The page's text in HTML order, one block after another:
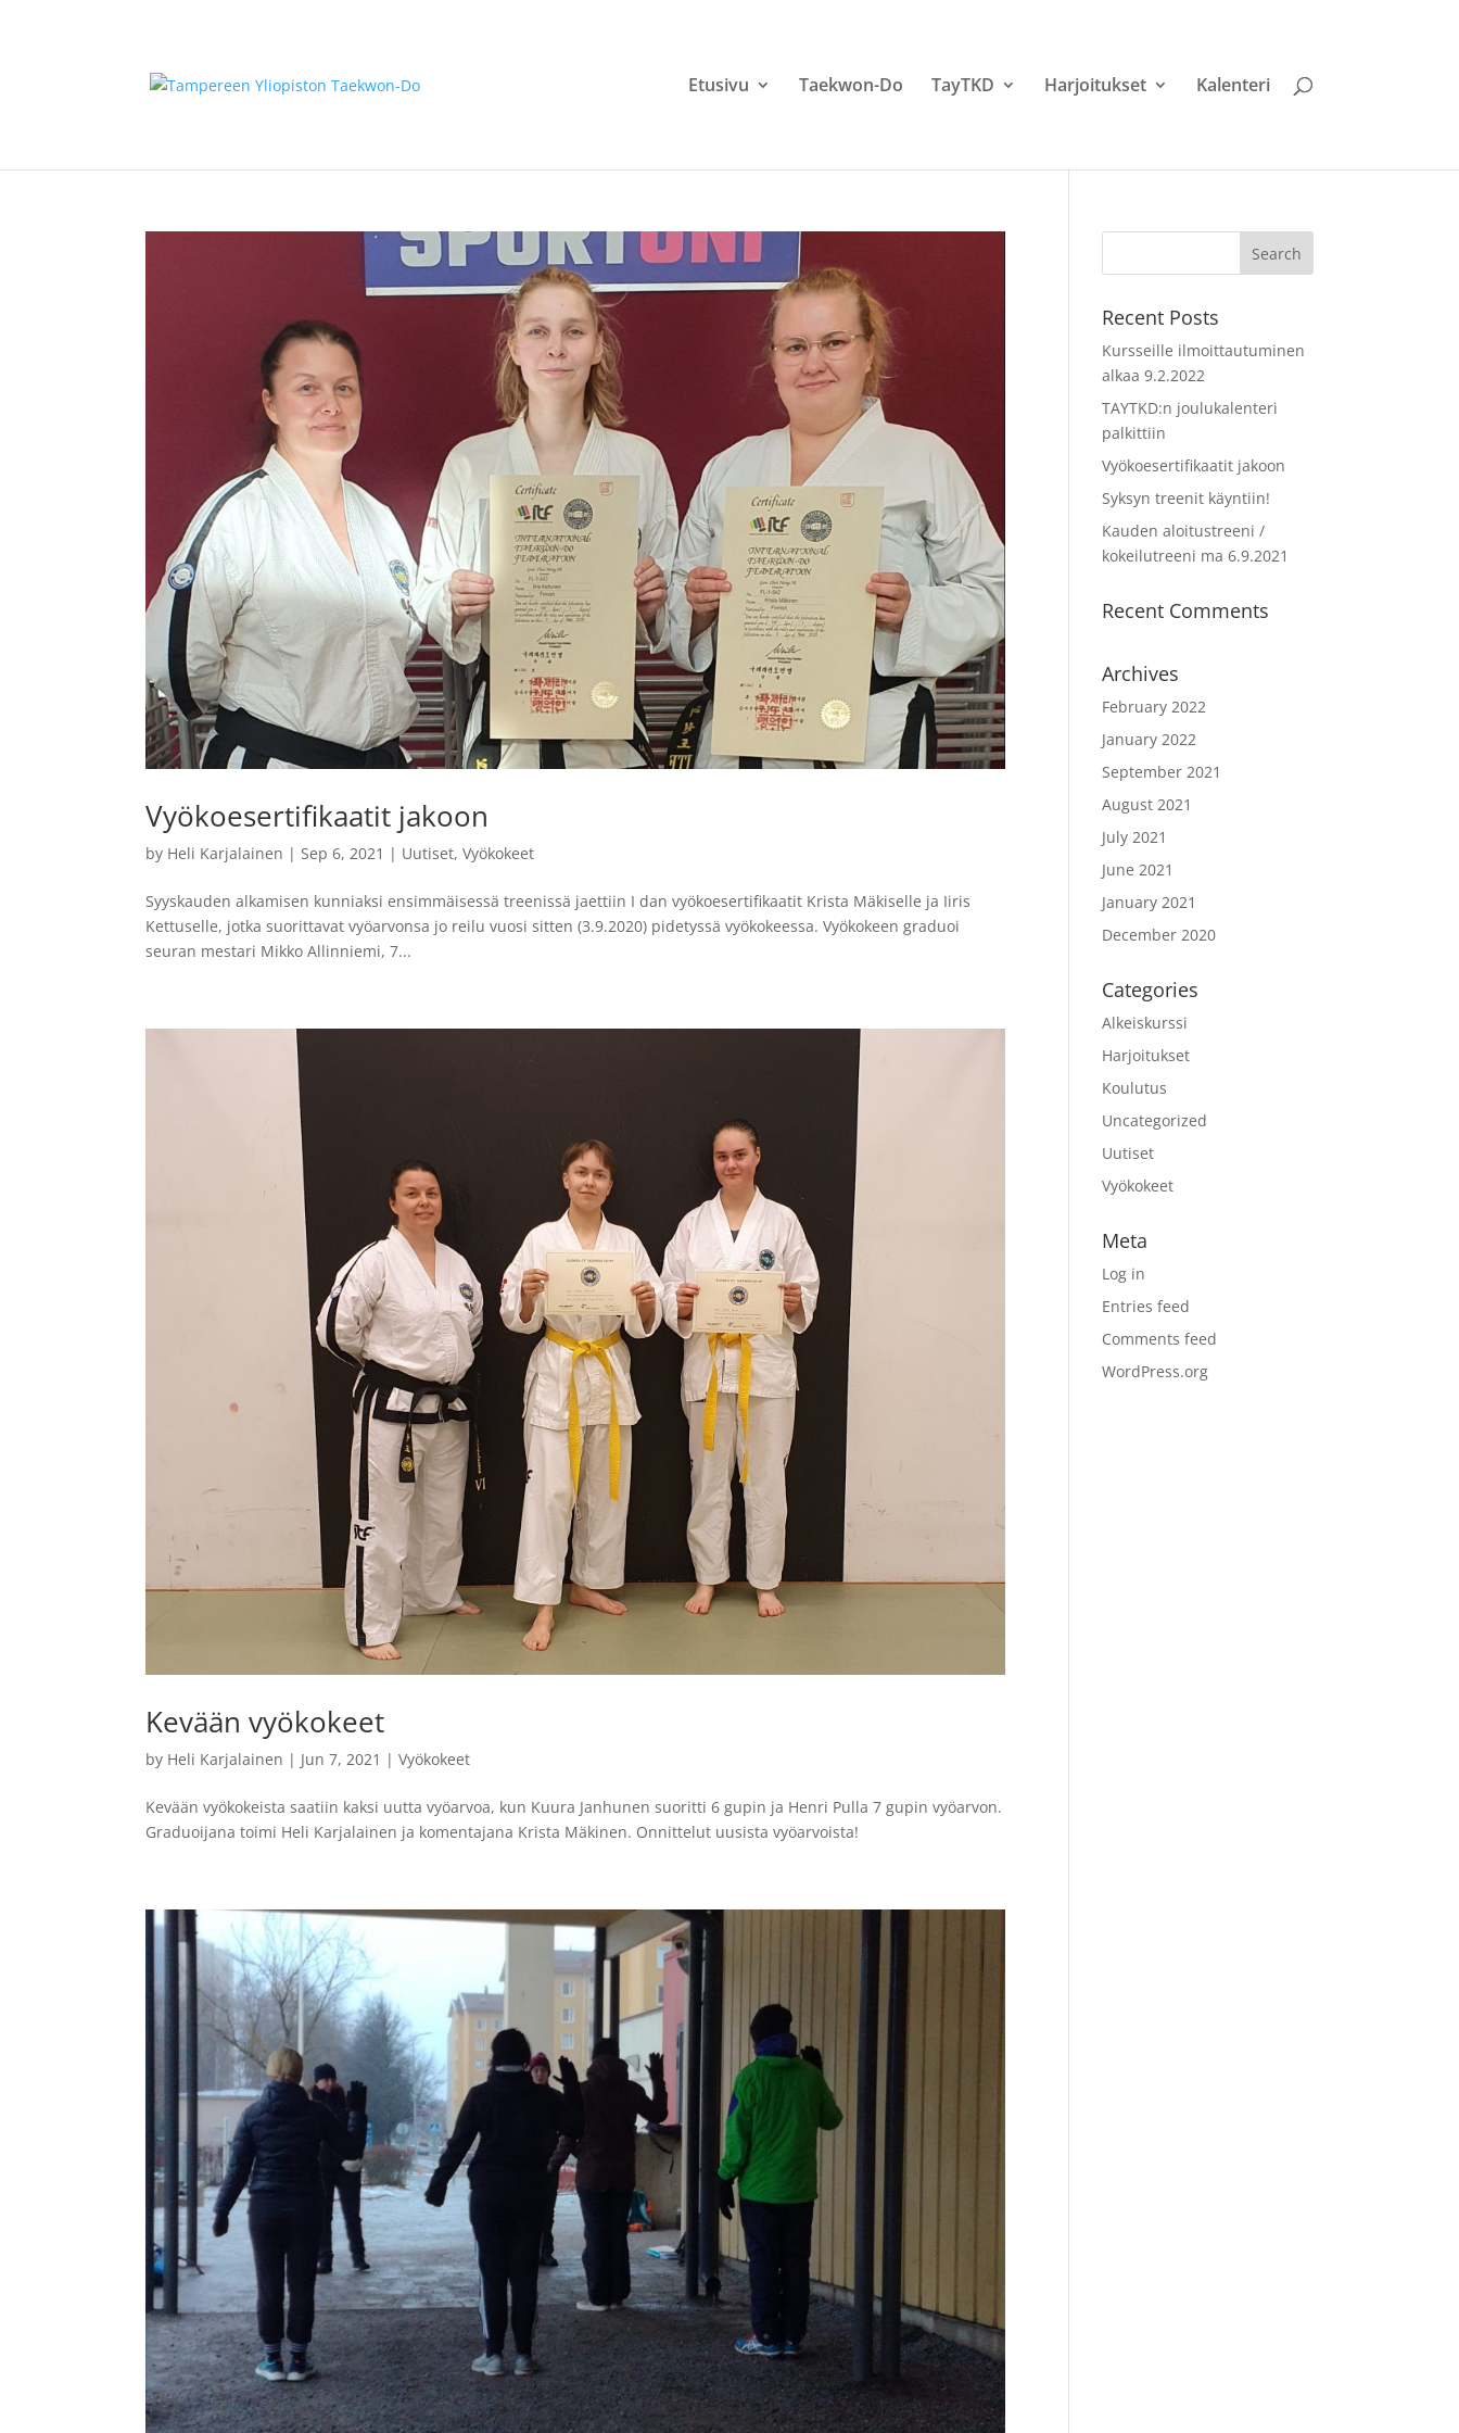
Etusivu Taekwon-Do TayTKD Harjoitukset Kalenteri
Vyökoesertifikaatit jakoon
by Heli Karjalainen | Sep 6, 2021 | Uutiset,Vyökokeet
Syyskauden alkamisen kunniaksi ensimmäisessä treenissä jaettiin I dan vyökoesertifikaatit Krista Mäkiselle ja Iiris
Kettuselle, jotka suorittavat vyöarvonsa jo reilu vuosi sitten (3.9.2020) pidetyssä vyökokeessa. Vyökokeen graduoi
seuran mestari Mikko Allinniemi, 7...
Kevään vyökokeet
by Heli Karjalainen | Jun 7, 2021 |Vyökokeet
Kevään vyökokeista saatiin kaksi uutta vyöarvoa, kun Kuura Janhunen suoritti 6 gupin ja Henri Pulla 7 gupin vyöarvon.
Graduoijana toimi Heli Karjalainen ja komentajana Krista Mäkinen. Onnittelut uusista vyöarvoista!
Recent Posts
Kursseille ilmoittautuminen
alkaa 9.2.2022
TAYTKD:n joulukalenteri
palkittiin
Vyökoesertifikaatit jakoon
Syksyn treenit käyntiin!
Kauden aloitustreeni /
kokeilutreeni ma 6.9.2021
Recent Comments
Archives
February 2022
January 2022
September 2021
August 2021
July 2021
June 2021
January 2021
December 2020
Categories
Alkeiskurssi
Harjoitukset
Koulutus
Uncategorized
Uutiset
Vyökokeet
Meta
Log in
Entries feed
Comments feed
WordPress.org